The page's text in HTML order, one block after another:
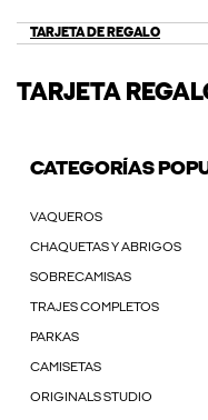
TARJETA DE REGALO
TARJETA
CATEGORÍAS
VAQUEROS
CHAQUETAS Y ABRIGOS
SOBRECAMISAS
TRAJES COMPLETOS
PARKAS
CAMISETAS
ORIGINALS STUDIO